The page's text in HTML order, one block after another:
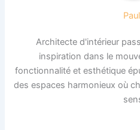
Architecte d'intérieur
inspiration dans le
fonctionnalité et esthétique
des espaces harmonieux où